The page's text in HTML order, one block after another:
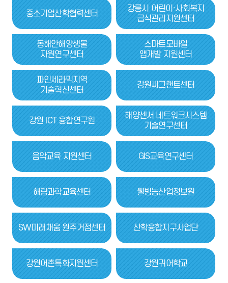
중소기업산학협력센터
강릉시 어린이·사회복지
급식관리지원센터
동해안해양생물
자원연구센터
스마트모바일
앱개발 지원센터
파인세라믹지역
기술혁신센터
강원씨그랜트센터
강원 ICT 융합연구원
해양센서 네트워크시스템
기술연구센터
음악교육 지원센터 GIS교육연구센터
해람과학교육센터 웰빙농산업정보원
SW미래채움 원주거점센터 산학융합지구사업단
강원어촌특화지원센터 강원귀어학교